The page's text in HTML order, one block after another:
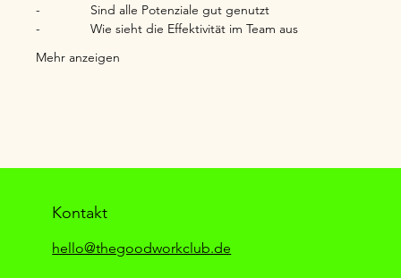
-              Sind alle Potenziale gut genutzt
-              Wie sieht die Effektivität im Team aus
Mehr anzeigen
Kontakt
hello@thegoodworkclub.de